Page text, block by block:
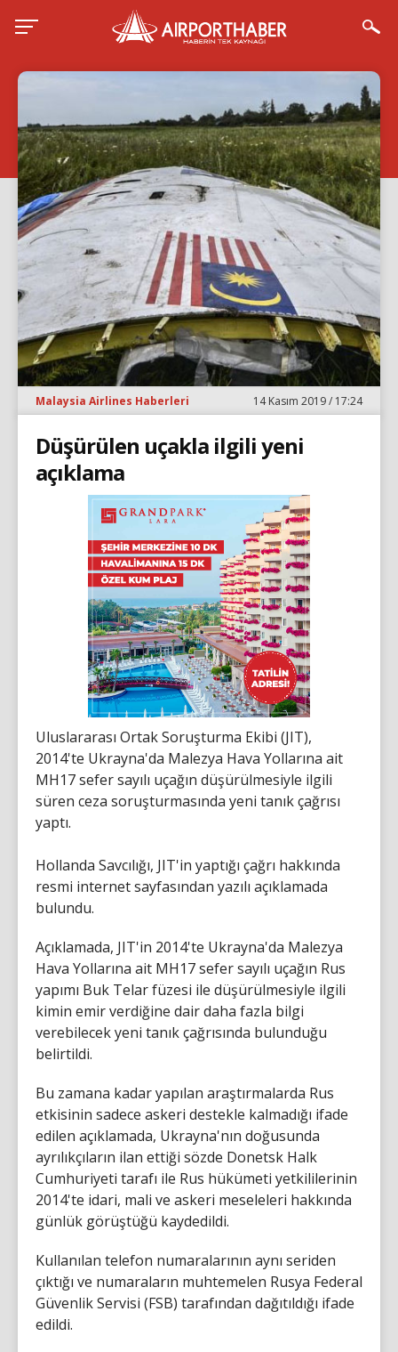
Malaysia Airlines Haberleri 14 Kasım 2019 / 17:24
Düşürülen uçakla ilgili yeni
açıklama
Uluslararası Ortak Soruşturma Ekibi (JIT),
2014'te Ukrayna'da Malezya Hava Yollarına ait
MH17 sefer sayılı uçağın düşürülmesiyle ilgili
süren ceza soruşturmasında yeni tanık çağrısı
yaptı.
Hollanda Savcılığı, JIT'in yaptığı çağrı hakkında
resmi internet sayfasından yazılı açıklamada
bulundu.
Açıklamada, JIT'in 2014'te Ukrayna'da Malezya
Hava Yollarına ait MH17 sefer sayılı uçağın Rus
yapımı Buk Telar füzesi ile düşürülmesiyle ilgili
kimin emir verdiğine dair daha fazla bilgi
verebilecek yeni tanık çağrısında bulunduğu
belirtildi.
Bu zamana kadar yapılan araştırmalarda Rus
etkisinin sadece askeri destekle kalmadığı ifade
edilen açıklamada, Ukrayna'nın doğusunda
ayrılıkçıların ilan ettiği sözde Donetsk Halk
Cumhuriyeti tarafı ile Rus hükümeti yetkililerinin
2014'te idari, mali ve askeri meseleleri hakkında
günlük görüştüğü kaydedildi.
Kullanılan telefon numaralarının aynı seriden
çıktığı ve numaraların muhtemelen Rusya Federal
Güvenlik Servisi (FSB) tarafından dağıtıldığı ifade
edildi.